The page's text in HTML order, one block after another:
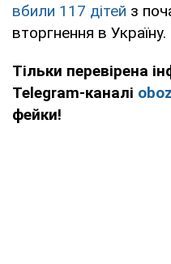
вбили 117 дітей з
вторгнення в Україну.
Тільки перевірена
Telegram-каналі
фейки!